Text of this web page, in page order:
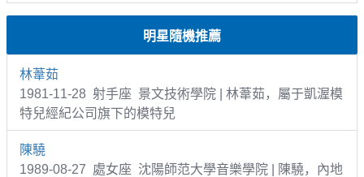
明星隨機推薦
林葦茹
1981-11-28 射手座 景文技術學院 | 林葦茹，屬于凱渥模
特兒經紀公司旗下的模特兒
陳驍
1989-08-27 處女座 沈陽師范大學音樂學院 | 陳驍，內地